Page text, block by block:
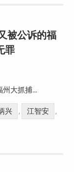
被公诉的福
罪
州大抓捕…
兴 , 江智安 ,